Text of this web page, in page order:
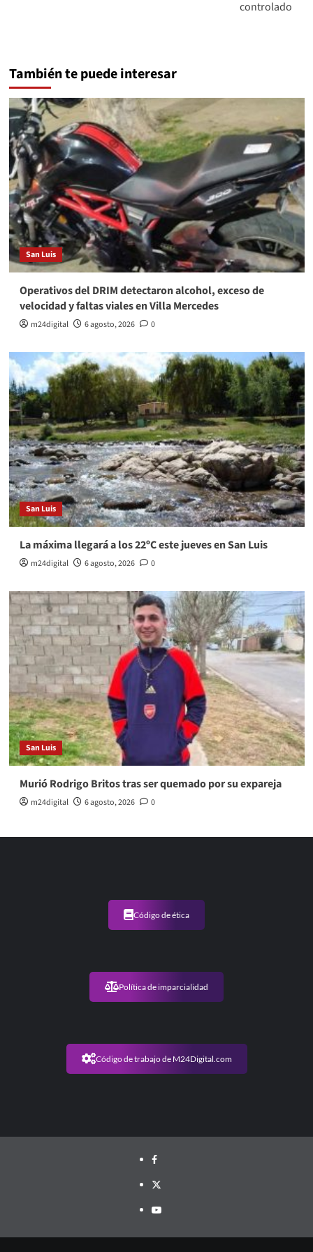
controlado
También te puede interesar
San Luis
Operativos del DRIM detectaron alcohol, exceso de
velocidad y faltas viales en Villa Mercedes
m24digital 6 agosto, 2026 0
San Luis
La máxima llegará a los 22ºC este jueves en San Luis
m24digital 6 agosto, 2026 0
San Luis
Murió Rodrigo Britos tras ser quemado por su expareja
m24digital 6 agosto, 2026 0
Código de ética
Política de imparcialidad
Código de trabajo de M24Digital.com